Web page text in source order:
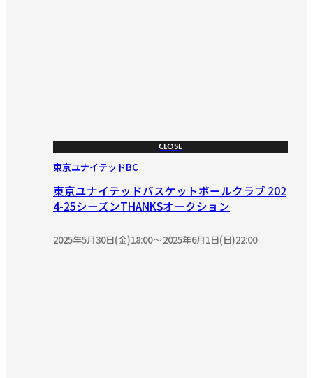
CLOSE
東京ユナイテッドBC
東京ユナイテッドバスケットボールクラブ 202
4-25シーズンTHANKSオークション
2025年5月30日(金)18:00 2025年6月1日(日)22:00